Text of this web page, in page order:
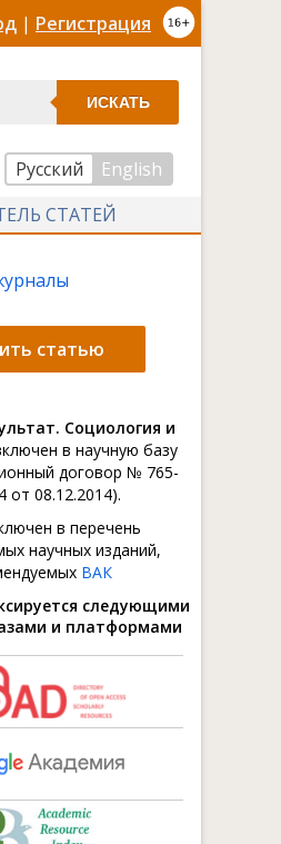
| Регистрация
ИСКАТЬ
Русский
English
СТАТЕЙ
статью
Социология и
в научную базу
договор № 765-
от 08.12.2014).
в перечень
научных изданий,
ВАК
следующими
и платформами